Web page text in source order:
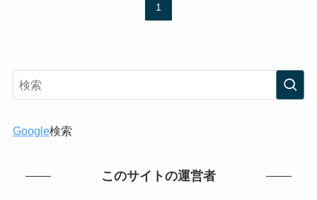
1
Google検索
このサイトの運営者